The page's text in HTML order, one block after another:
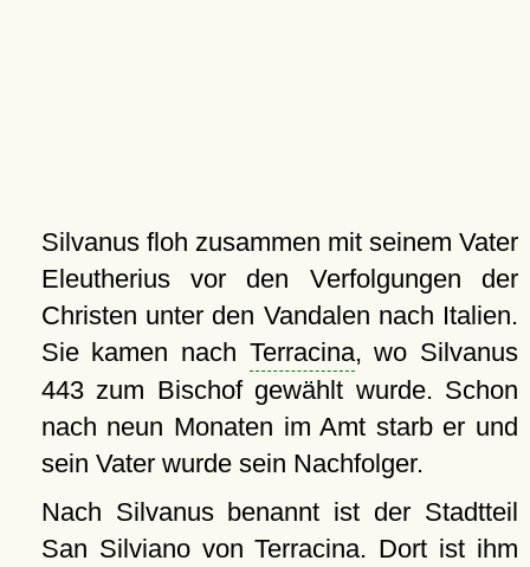
Silvanus floh zusammen mit seinem Vater
Eleutherius vor den Verfolgungen der
Christen unter den Vandalen nach Italien.
Sie kamen nach Terracina, wo Silvanus
443 zum Bischof gewählt wurde. Schon
nach neun Monaten im Amt starb er und
sein Vater wurde sein Nachfolger.
Nach Silvanus benannt ist der Stadtteil
San Silviano von Terracina. Dort ist ihm